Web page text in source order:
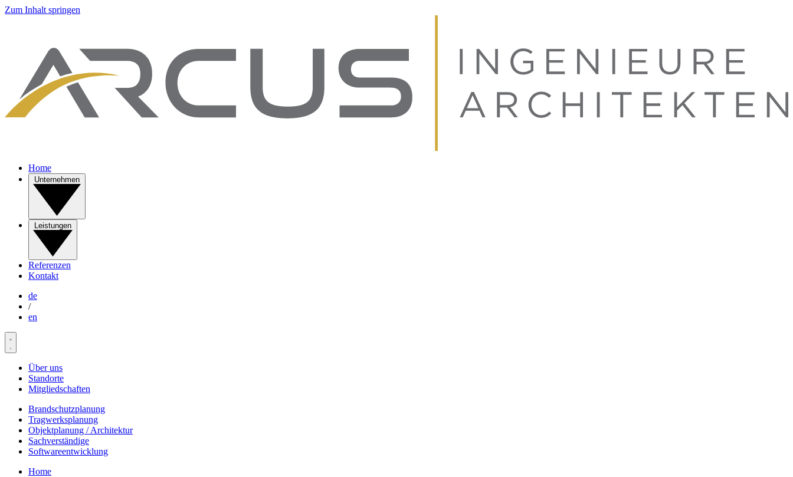
Zum Inhalt springen
Home
Referenzen
Kontakt
de
/
en
Über uns
Standorte
Mitgliedschaften
Brandschutzplanung
Tragwerksplanung
Objektplanung / Architektur
Sachverständige
Softwareentwicklung
Home